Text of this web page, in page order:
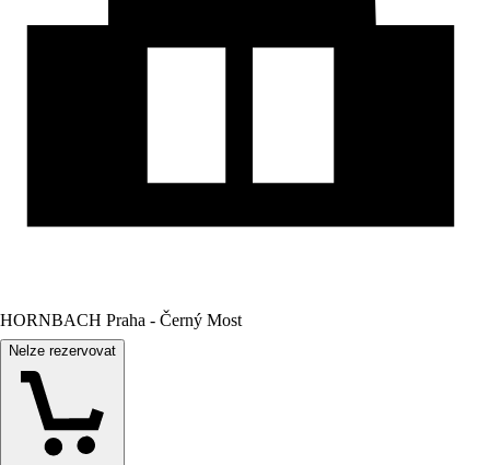
HORNBACH Praha - Černý Most
Nelze rezervovat